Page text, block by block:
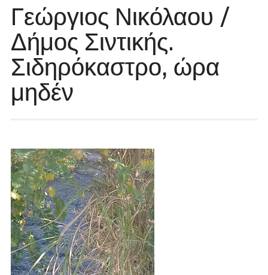
Γεώργιος Νικόλαου /
Δήμος Σιντικής.
Σιδηρόκαστρο, ώρα
μηδέν